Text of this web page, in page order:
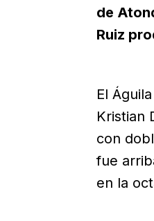
de
Ruiz
El
Kristian
con
fue
en la